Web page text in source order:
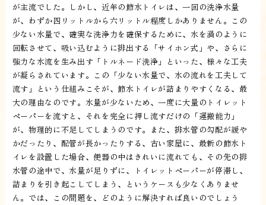
が主流でした。しかし、近年の節水トイレは、一回の洗浄水量
が、わずか四リットルから六リットル程度しかありません。この
少ない水量で、確実な洗浄力を確保するために、水を渦のように
回転させて、吸い込むように排出する「サイホン式」や、さらに
強力な水流を生み出す「トルネード洗浄」といった、様々な工夫
が凝らされています。この「少ない水量で、水の流れを工夫して
流す」という仕組みこそが、節水トイレが詰まりやすくなる、最
大の理由なのです。水量が少ないため、一度に大量のトイレット
ペーパーを流すと、それを完全に押し流すだけの「運搬能力」
が、物理的に不足してしまうのです。また、排水管の勾配が緩や
かだったり、配管が長かったりする、古い家屋に、最新の節水ト
イレを設置した場合、便器の中はきれいに流れても、その先の排
水管の途中で、水量が足りずに、トイレットペーパーが停滞し、
詰まりを引き起こしてしまう、というケースも少なくありませ
ん。では、この問題を、どのように解決すれば良いのでしょう